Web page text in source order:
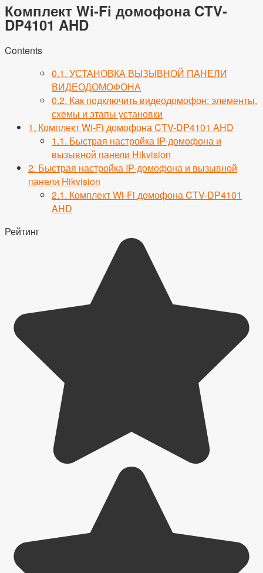
Комплект Wi-Fi домофона CTV-
DP4101 AHD
Contents
0.1. УСТАНОВКА ВЫЗЫВНОЙ ПАНЕЛИ
ВИДЕОДОМОФОНА
0.2. Как подключить видеодомофон: элементы,
схемы и этапы установки
1. Комплект Wi-Fi домофона CTV-DP4101 AHD
1.1. Быстрая настройка IP-домофона и
вызывной панели Hikvision
2. Быстрая настройка IP-домофона и вызывной
панели Hikvision
2.1. Комплект Wi-Fi домофона CTV-DP4101
AHD
Рейтинг